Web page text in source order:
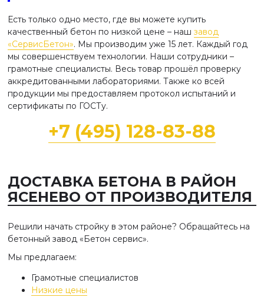
Есть только одно место, где вы можете купить
качественный бетон по низкой цене – наш завод
«СервисБетон». Мы производим уже 15 лет. Каждый год
мы совершенствуем технологии. Наши сотрудники –
грамотные специалисты. Весь товар прошёл проверку
аккредитованными лабораториями. Также ко всей
продукции мы предоставляем протокол испытаний и
сертификаты по ГОСТу.
+7 (495) 128-83-88
ДОСТАВКА БЕТОНА В РАЙОН
ЯСЕНЕВО ОТ ПРОИЗВОДИТЕЛЯ
Решили начать стройку в этом районе? Обращайтесь на
бетонный завод «Бетон сервис».
Мы предлагаем:
Грамотные специалистов
Низкие цены